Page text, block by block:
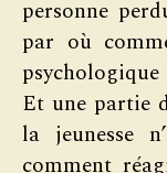
personne
par où
Et une partie
la jeunesse
comment